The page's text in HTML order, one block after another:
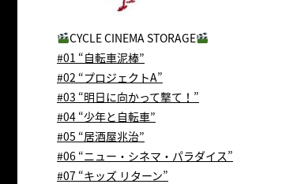
CYCLE CINEMA STORAGE
#01 “自転車泥棒”
#02 “プロジェクトA”
#03 “明日に向かって撃て！”
#04 “少年と自転車”
#05 “居酒屋兆治”
#06 “ニュー・シネマ・パラダイス”
#07 “キッズ リターン”